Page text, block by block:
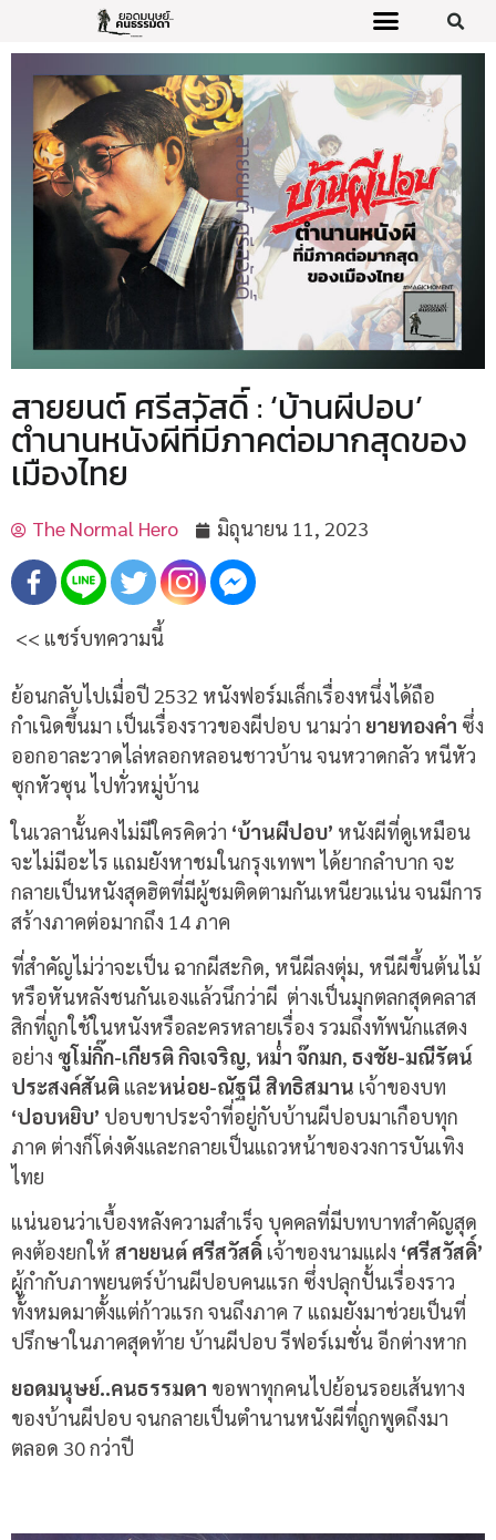
สายยนต์ ศรีสวัสดิ์ : ‘บ้านผีปอบ’
ตำนานหนังผีที่มีภาคต่อมากสุดของ
เมืองไทย
The Normal Hero มิถุนายน 11, 2023
<< แชร์บทความนี้
ย้อนกลับไปเมื่อปี 2532 หนังฟอร์มเล็กเรื่องหนึ่งได้ถือ
กำเนิดขึ้นมา เป็นเรื่องราวของผีปอบ นามว่า ยายทองคำ ซึ่ง
ออกอาละวาดไล่หลอกหลอนชาวบ้าน จนหวาดกลัว หนีหัว
ซุกหัวซุน ไปทั่วหมู่บ้าน
ในเวลานั้นคงไม่มีใครคิดว่า ‘บ้านผีปอบ’ หนังผีที่ดูเหมือน
จะไม่มีอะไร แถมยังหาชมในกรุงเทพฯ ได้ยากลำบาก จะ
กลายเป็นหนังสุดฮิตที่มีผู้ชมติดตามกันเหนียวแน่น จนมีการ
สร้างภาคต่อมากถึง 14 ภาค
ที่สำคัญไม่ว่าจะเป็น ฉากผีสะกิด, หนีผีลงตุ่ม, หนีผีขึ้นต้นไม้
หรือหันหลังชนกันเองแล้วนึกว่าผี ต่างเป็นมุกตลกสุดคลาส
สิกที่ถูกใช้ในหนังหรือละครหลายเรื่อง รวมถึงทัพนักแสดง
อย่าง ซูโม่กิ๊ก-เกียรติ กิจเจริญ, หม่ำ จ๊กมก, ธงชัย-มณีรัตน์
ประสงค์สันติ และหน่อย-ณัฐนี สิทธิสมาน เจ้าของบท
‘ปอบหยิบ’ ปอบขาประจำที่อยู่กับบ้านผีปอบมาเกือบทุก
ภาค ต่างก็โด่งดังและกลายเป็นแถวหน้าของวงการบันเทิง
ไทย
แน่นอนว่าเบื้องหลังความสำเร็จ บุคคลที่มีบทบาทสำคัญสุด
คงต้องยกให้ สายยนต์ ศรีสวัสดิ์ เจ้าของนามแฝง ‘ศรีสวัสดิ์’
ผู้กำกับภาพยนตร์บ้านผีปอบคนแรก ซึ่งปลุกปั้นเรื่องราว
ทั้งหมดมาตั้งแต่ก้าวแรก จนถึงภาค 7 แถมยังมาช่วยเป็นที่
ปรึกษาในภาคสุดท้าย บ้านผีปอบ รีฟอร์เมชั่น อีกต่างหาก
ยอดมนุษย์..คนธรรมดา ขอพาทุกคนไปย้อนรอยเส้นทาง
ของบ้านผีปอบ จนกลายเป็นตำนานหนังผีที่ถูกพูดถึงมา
ตลอด 30กว่าปี